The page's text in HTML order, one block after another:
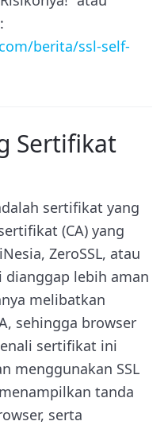
berita/ssl-self-
Sertifikat
sertifikat yang
(CA) yang
ZeroSSL, atau
dianggap lebih aman
melibatkan
sehingga browser
sertifikat ini
menggunakan SSL
tanda
serta